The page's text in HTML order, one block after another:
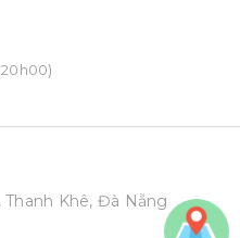
Khê, Đà Nẵng